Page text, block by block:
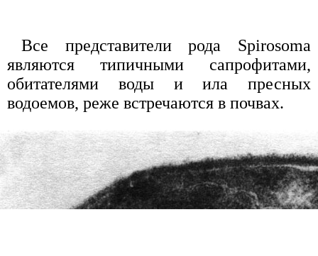
Все представители рода Spirosoma
являются типичными сапрофитами,
обитателями воды и ила пресных
водоемов, реже встречаются в почвах.